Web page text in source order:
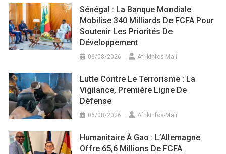
Sénégal : La Banque Mondiale
Mobilise 340 Milliards De FCFA Pour
Soutenir Les Priorités De
Développement
06/08/2026 Afrikinfos-Mali
Lutte Contre Le Terrorisme : La
Vigilance, Première Ligne De
Défense
06/08/2026 Afrikinfos-Mali
Humanitaire À Gao : L’Allemagne
Offre 65,6 Millions De FCFA